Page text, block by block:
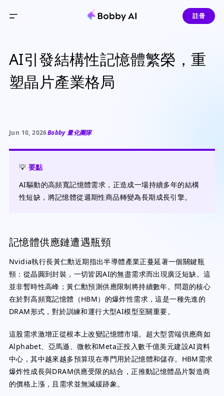
註冊
AI引發結構性記憶體繁榮，重
塑晶片產業格局
Jun 10, 2026Bobby 量化團隊
💡 要點
AI驅動的高頻寬記憶體需求，正造成一場持續多年的結構
性短缺，將記憶體從週期性商品轉變為長期成長引擎。
記憶體供應鏈遭遇瓶頸
Nvidia執行長黃仁勳近期指出半導體產業正蔓延著一個關鍵瓶
頸：從晶圓到封裝，一切皆因AI的無盡需求而出現廣泛短缺。這
並非暫時性高峰；黃仁勳預測供應限制將持續數年。問題的核心
在於對高頻寬記憶體（HBM）的爆炸性需求，這是一種先進的
DRAM形式，對於訓練和運行大型AI模型至關重要。
這股需求激增正從根本上改變記憶體市場。超大型雲端供應商如
Alphabet、亞馬遜、微軟和Meta正投入數千億美元建設AI資料
中心，其中越來越多預算現在專門用於記憶體和儲存。HBM需求
爆炸性成長與DRAM供應受限的結合，正推動記憶體晶片製造商
的價格上漲，且需求並無減緩跡象。